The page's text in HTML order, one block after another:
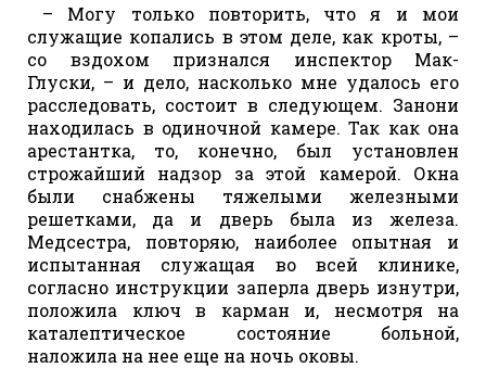
– Могу только повторить, что я и мои
служащие копались в этом деле, как кроты, –
со вздохом признался инспектор Мак-
Глуски, – и дело, насколько мне удалось его
расследовать, состоит в следующем. Занони
находилась в одиночной камере. Так как она
арестантка, то, конечно, был установлен
строжайший надзор за этой камерой. Окна
были снабжены тяжелыми железными
решетками, да и дверь была из железа.
Медсестра, повторяю, наиболее опытная и
испытанная служащая во всей клинике,
согласно инструкции заперла дверь изнутри,
положила ключ в карман и, несмотря на
каталептическое состояние больной,
наложила на нее еще на ночь оковы.